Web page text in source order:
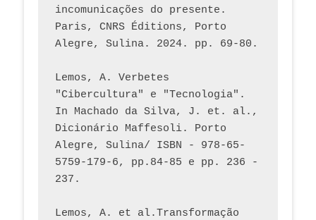
incomunicações do presente.
Paris, CNRS Éditions, Porto
Lemos, A. Verbetes
"Cibercultura" e "Tecnologia".
In Machado da Silva, J. et. al.,
Dicionário Maffesoli. Porto
Alegre, Sulina/ ISBN - 978-65-
5759-179-6, pp.84-85 e pp. 236 -
237.
Lemos, A. et al.Transformação